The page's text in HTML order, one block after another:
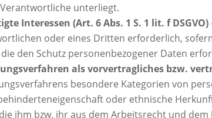
unterliegt.
Interessen (Art. 6 Abs. 1 S. 1 lit. f DSGVO)
oder eines Dritten erforderlich,
den Schutz personenbezogener Daten
als vorvertragliches bzw.
besondere Kategorien von
oder ethnische
ihm bzw. ihr aus dem Arbeitsrecht und